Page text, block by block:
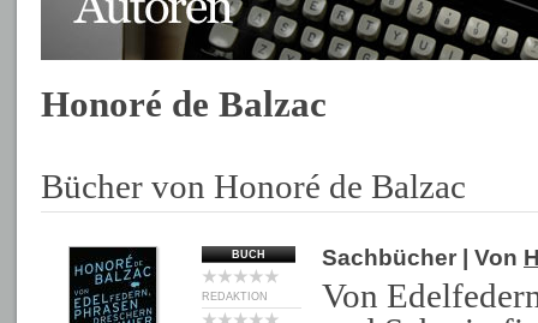
Honoré de Balzac
Bücher von Honoré de Balzac
BUCH
REDAKTION
Sachbücher | Von
Von